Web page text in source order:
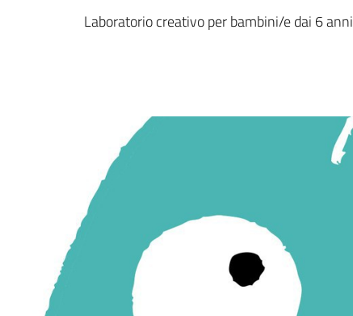
Laboratorio creativo per bambini/e dai 6 anni